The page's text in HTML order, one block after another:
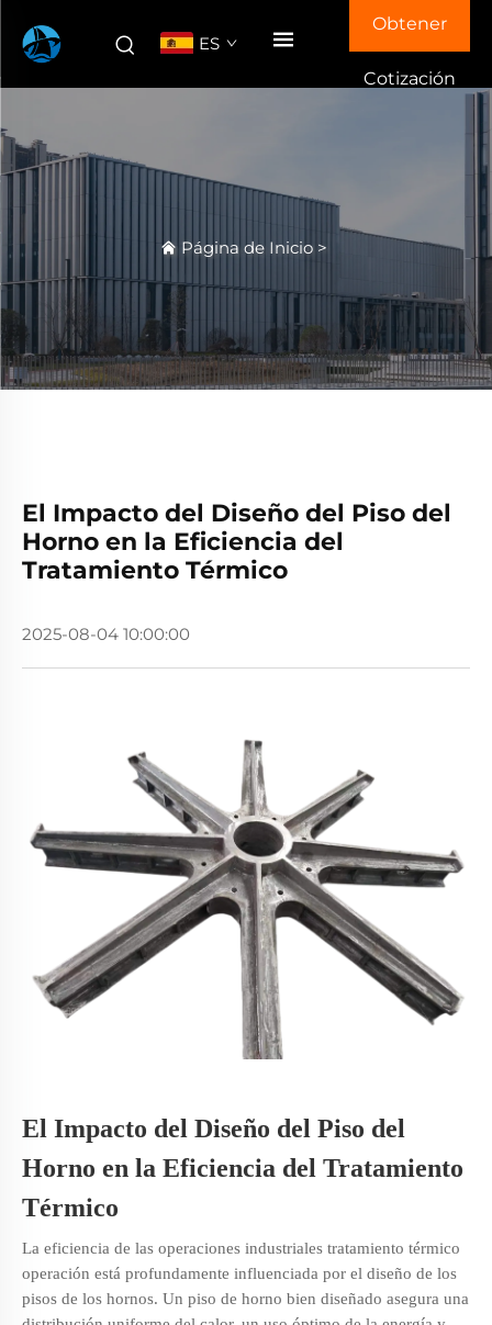
ES
Obtener
Cotización
Página de Inicio >
El Impacto del Diseño del Piso del
Horno en la Eficiencia del
Tratamiento Térmico
2025-08-04 10:00:00
El Impacto del Diseño del Piso del
Horno en la Eficiencia del Tratamiento
Térmico
La eficiencia de las operaciones industriales tratamiento térmico
operación está profundamente influenciada por el diseño de los
pisos de los hornos. Un piso de horno bien diseñado asegura una